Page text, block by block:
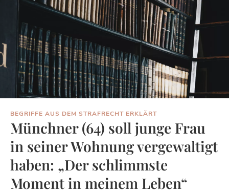
BEGRIFFE AUS DEM STRAFRECHT ERKLÄRT
Münchner (64) soll junge Frau
in seiner Wohnung vergewaltigt
haben: „Der schlimmste
Moment in meinem Leben“